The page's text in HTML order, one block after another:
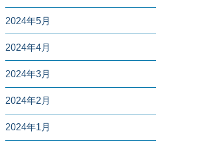
2024年5月
2024年4月
2024年3月
2024年2月
2024年1月